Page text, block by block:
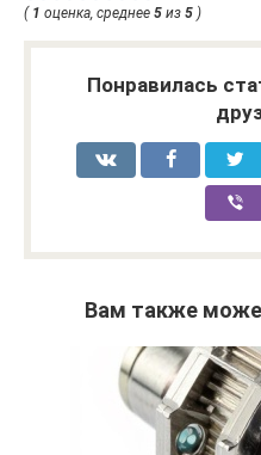
( 1 оценка, среднее 5 из 5 )
Понравилась
Вам также